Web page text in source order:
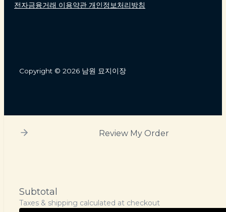
전자금융거래 이용약관 개인정보처리방침
Copyright © 2026 남원 묘지이장
Review My Order
Subtotal
Taxes & shipping calculated at checkout